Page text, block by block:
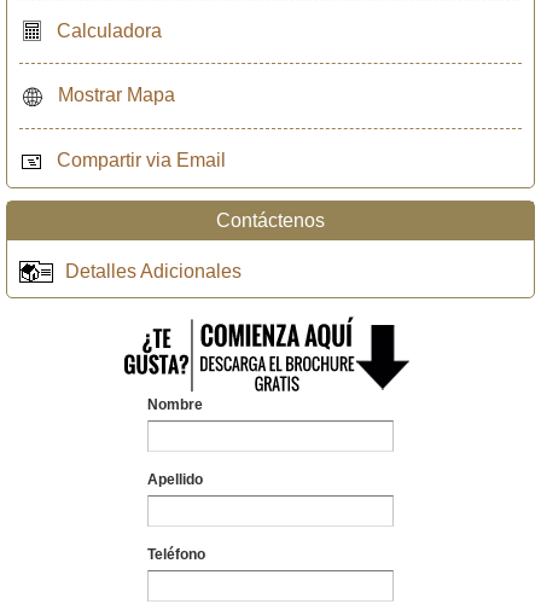
Calculadora
Mostrar Mapa
Compartir via Email
Contáctenos
Detalles Adicionales
Nombre
Apellido
Teléfono